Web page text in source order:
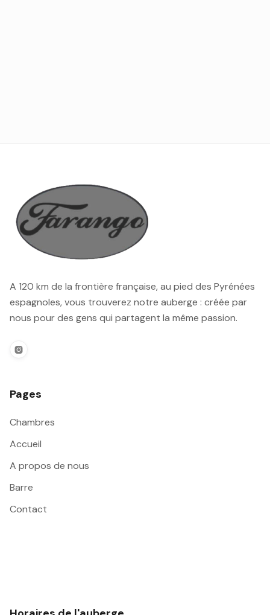
A 120 km de la frontière française, au pied des Pyrénées
espagnoles, vous trouverez notre auberge : créée par
nous pour des gens qui partagent la même passion.

Pages
Chambres
Accueil
A propos de nous
Barre
Contact